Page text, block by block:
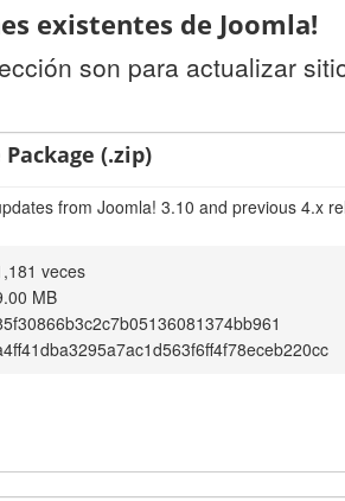
existentes de Joomla!
son para actualizar
(.zip)
from Joomla! 3.10 and previous 4.x
veces
MB